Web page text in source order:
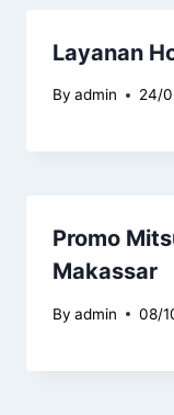
Layanan
By admin 24/
Promo
Makassar
By admin 08/